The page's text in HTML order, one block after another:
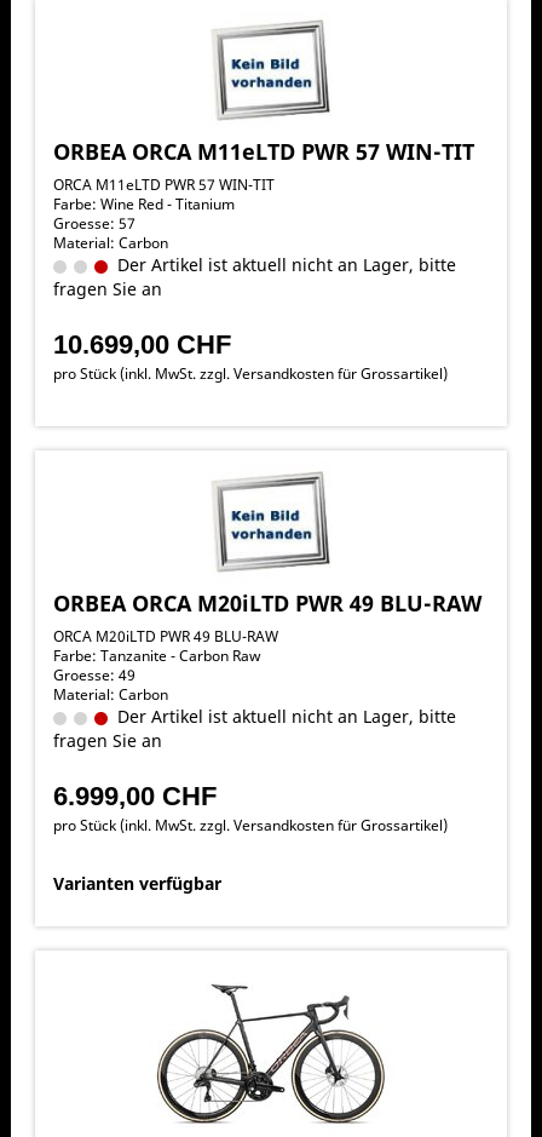
ORBEA ORCA M11eLTD PWR 57 WIN-TIT
ORCA M11eLTD PWR 57 WIN-TIT
Farbe: Wine Red - Titanium
Groesse: 57
Material: Carbon
Der Artikel ist aktuell nicht an Lager, bitte
fragen Sie an
10.699,00 CHF
pro Stück (inkl. MwSt. zzgl.Versandkosten für Grossartikel)
ORBEA ORCA M20iLTD PWR 49 BLU-RAW
ORCA M20iLTD PWR 49 BLU-RAW
Farbe: Tanzanite - Carbon Raw
Groesse: 49
Material: Carbon
Der Artikel ist aktuell nicht an Lager, bitte
fragen Sie an
6.999,00 CHF
pro Stück (inkl. MwSt. zzgl.Versandkosten für Grossartikel)
Varianten verfügbar